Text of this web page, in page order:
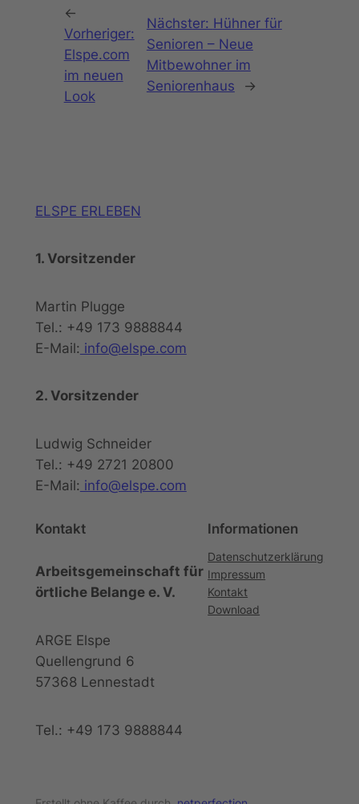
←
Vorheriger:
Elspe.com
im neuen
Look
Nächster: Hühner für
Senioren – Neue
Mitbewohner im
Seniorenhaus
→
ELSPE ERLEBEN
1. Vorsitzender
Martin Plugge
Tel.: +49 173 9888844
E-Mail: info@elspe.com
2. Vorsitzender
Ludwig Schneider
Tel.: +49 2721 20800
E-Mail: info@elspe.com
Kontakt
Arbeitsgemeinschaft für
örtliche Belange e. V.
ARGE Elspe
Quellengrund 6
57368 Lennestadt
Tel.: +49 173 9888844
Informationen
Datenschutzerklärung
Impressum
Kontakt
Download